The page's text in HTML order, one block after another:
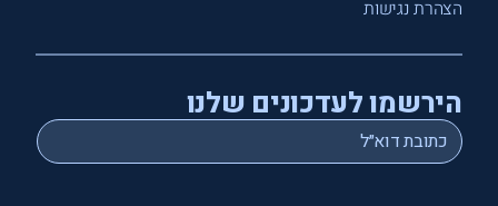
הצהרת נגישות
הירשמו לעדכונים שלנו
Email
*